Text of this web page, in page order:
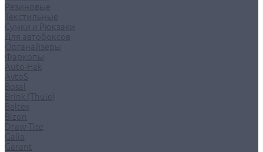
Резиновые
Текстильные
Сумки и Рюкзаки
Для автобоксов
Органайзеры
Фаркопы
Auto-Hak
AvtoS
Bosal
Brink (Thule)
Baltex
Bizon
Draw-Tite
Galia
Garant